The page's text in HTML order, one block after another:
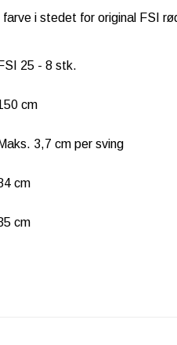
farve i stedet for original FSI
FSI 25 - 8 stk.
cm
Maks. 3,7 cm per sving
cm
cm